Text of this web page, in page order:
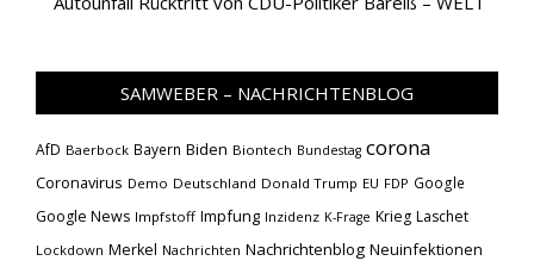
SAMWEBER – NACHRICHTENBLOG
AfD Baerbock Bayern Biden Biontech Bundestag corona
Coronavirus Demo Deutschland Donald Trump EU FDP Google
Google News Impfstoff Impfung Inzidenz K-Frage Krieg Laschet
Lockdown Merkel Nachrichten Nachrichtenblog Neuinfektionen